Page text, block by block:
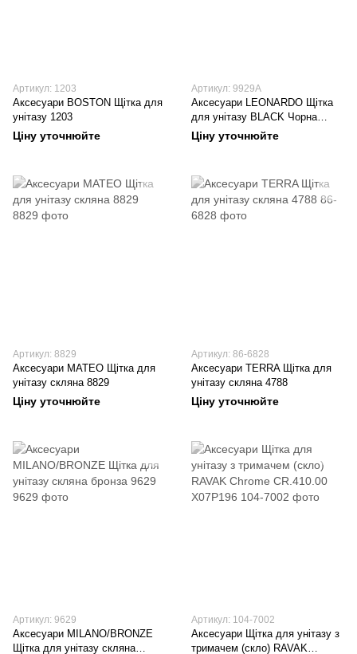
Артикул: 1203
Аксесуари BOSTON Щітка для
унітазу 1203
Ціну уточнюйте
Артикул: 9929А
Аксесуари LEONARDO Щітка
для унітазу BLACK Чорна
матова 9929A
Ціну уточнюйте
Артикул: 8829
Аксесуари MATEO Щітка для
унітазу скляна 8829
Ціну уточнюйте
Артикул: 86-6828
Аксесуари TERRA Щітка для
унітазу скляна 4788
Ціну уточнюйте
Артикул: 9629
Аксесуари MILANO/BRONZE
Щітка для унітазу скляна
Артикул: 104-7002
Аксесуари Щітка для унітазу з
тримачем (скло) RAVAK